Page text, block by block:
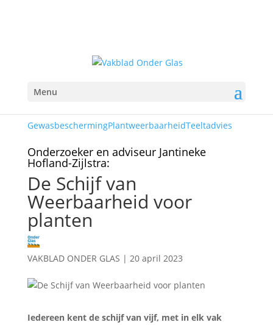
Menu
GewasbeschermingPlantweerbaarheidTeeltadvies
Onderzoeker en adviseur Jantineke
Hofland-Zijlstra:
De Schijf van
Weerbaarheid voor
planten
VAKBLAD ONDER GLAS | 20 april 2023
Iedereen kent de schijf van vijf, met in elk vak